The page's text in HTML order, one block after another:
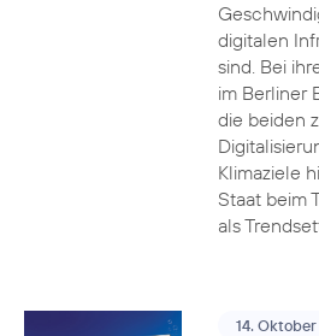
digitalen
sind. Bei
im Berliner
die beiden
Klimaziele
Staat beim
als
14.